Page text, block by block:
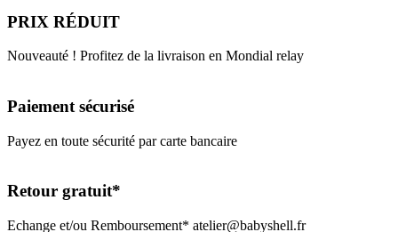
PRIX RÉDUIT
Nouveauté ! Profitez de la livraison en Mondial relay
Paiement sécurisé
Payez en toute sécurité par carte bancaire
Retour gratuit*
Echange et/ou Remboursement* atelier@babyshell.fr